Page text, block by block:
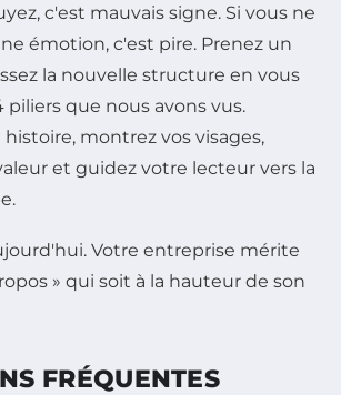
c'est mauvais signe. Si vous ne
émotion, c'est pire. Prenez un
la nouvelle structure en vous
piliers que nous avons vus.
montrez vos visages,
et guidez votre lecteur vers la
Votre entreprise mérite
» qui soit à la hauteur de son
FRÉQUENTES